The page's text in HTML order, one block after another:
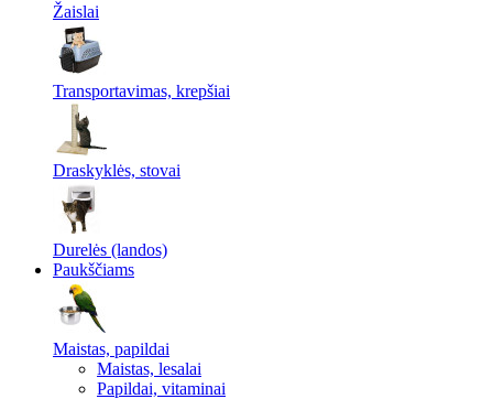
Žaislai
Transportavimas, krepšiai
Draskyklės, stovai
Durelės (landos)
Paukščiams
Maistas, papildai
Maistas, lesalai
Papildai, vitaminai